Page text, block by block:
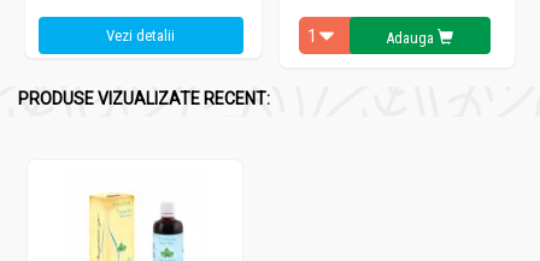
Vezi detalii Adauga
PRODUSE VIZUALIZATE RECENT: